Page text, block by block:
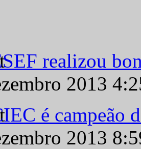
realizou
2013
é campeão
2013